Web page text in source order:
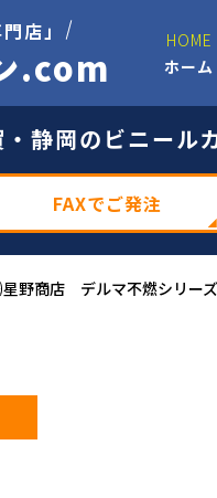
店」
.com
HOME
ホーム
静岡のビニール
FAXでご発注
野商店 デルマ不燃シリーズ